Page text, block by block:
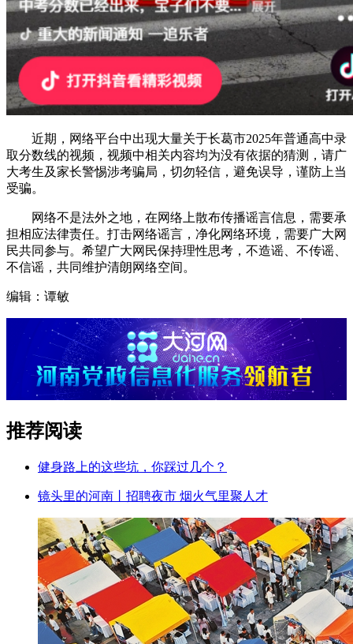
近期，网络平台中出现大量关于长葛市2025年普通高中录
取分数线的视频，视频中相关内容均为没有依据的猜测，请广
大考生及家长警惕涉考骗局，切勿轻信，避免误导，谨防上当
受骗。
网络不是法外之地，在网络上散布传播谣言信息，需要承
担相应法律责任。打击网络谣言，净化网络环境，需要广大网
民共同参与。希望广大网民保持理性思考，不造谣、不传谣、
不信谣，共同维护清朗网络空间。
编辑：谭敏
推荐阅读
健身路上的这些坑，你踩过几个？
镜头里的河南丨招聘夜市 烟火气里聚人才